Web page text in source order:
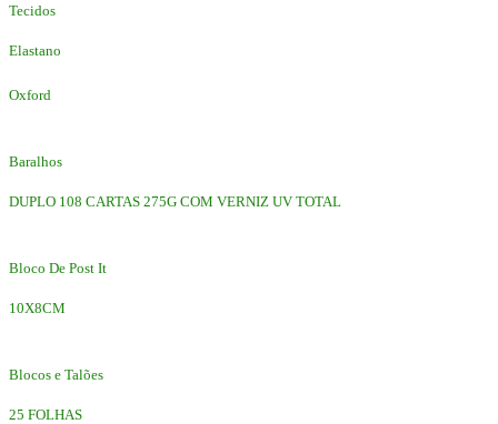
Tecidos
Elastano
Oxford
Baralhos
DUPLO 108 CARTAS 275G COM VERNIZ UV TOTAL
Bloco De Post It
10X8CM
Blocos e Talões
25 FOLHAS